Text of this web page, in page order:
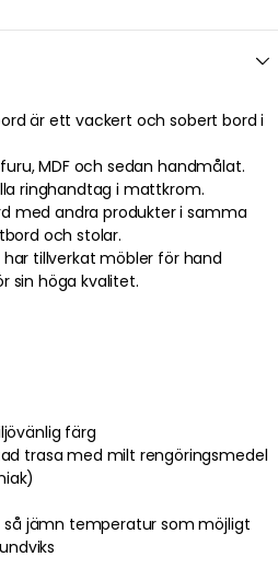
Stockholm 2.0 Skänk/Underskåp 99x45x89, Grå
är ett vackert och sobert bord i
MDF och sedan handmålat.
ringhandtag i mattkrom.
med andra produkter i samma
och stolar.
tillverkat möbler för hand
sin höga kvalitet.
färg
trasa med milt rengöringsmedel
så jämn temperatur som möjligt